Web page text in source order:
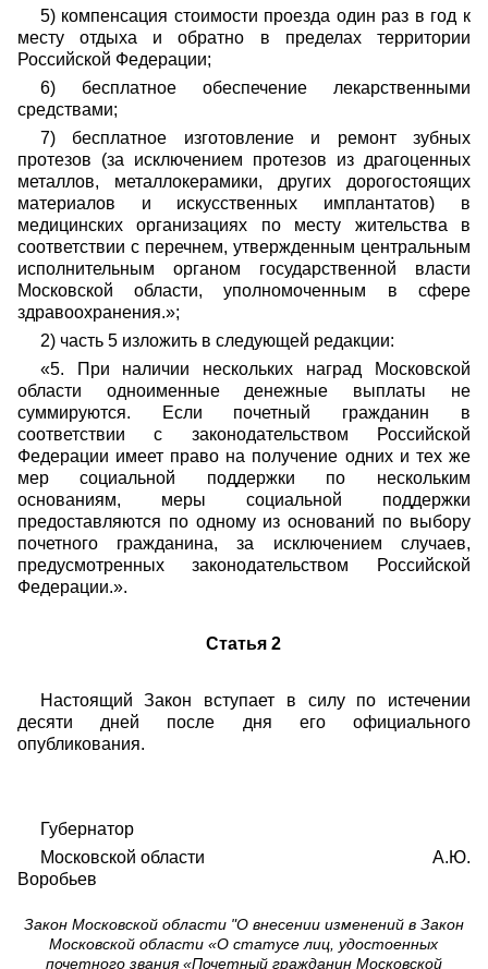
5) компенсация стоимости проезда один раз в год к
месту отдыха и обратно в пределах территории
Российской Федерации;
6) бесплатное обеспечение лекарственными
средствами;
7) бесплатное изготовление и ремонт зубных
протезов (за исключением протезов из драгоценных
металлов, металлокерамики, других дорогостоящих
материалов и искусственных имплантатов) в
медицинских организациях по месту жительства в
соответствии с перечнем, утвержденным центральным
исполнительным органом государственной власти
Московской области, уполномоченным в сфере
здравоохранения.»;
2) часть 5 изложить в следующей редакции:
«5. При наличии нескольких наград Московской
области одноименные денежные выплаты не
суммируются. Если почетный гражданин в
соответствии с законодательством Российской
Федерации имеет право на получение одних и тех же
мер социальной поддержки по нескольким
основаниям, меры социальной поддержки
предоставляются по одному из оснований по выбору
почетного гражданина, за исключением случаев,
предусмотренных законодательством Российской
Федерации.».
Статья 2
Настоящий Закон вступает в силу по истечении
десяти дней после дня его официального
опубликования.
Губернатор
Московской области А.Ю.
Воробьев
Закон Московской области "О внесении изменений в Закон
Московской области «О статусе лиц, удостоенных
почетного звания «Почетный гражданин Московской